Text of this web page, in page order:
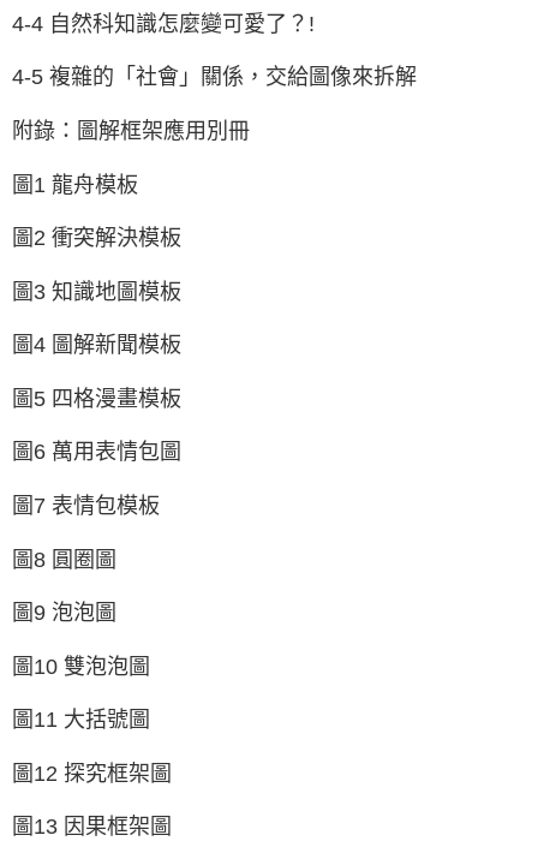
4-4 自然科知識怎麼變可愛了？!
4-5 複雜的「社會」關係，交給圖像來拆解
附錄：圖解框架應用別冊
圖1 龍舟模板
圖2 衝突解決模板
圖3 知識地圖模板
圖4 圖解新聞模板
圖5 四格漫畫模板
圖6 萬用表情包圖
圖7 表情包模板
圖8 圓圈圖
圖9 泡泡圖
圖10 雙泡泡圖
圖11 大括號圖
圖12 探究框架圖
圖13 因果框架圖